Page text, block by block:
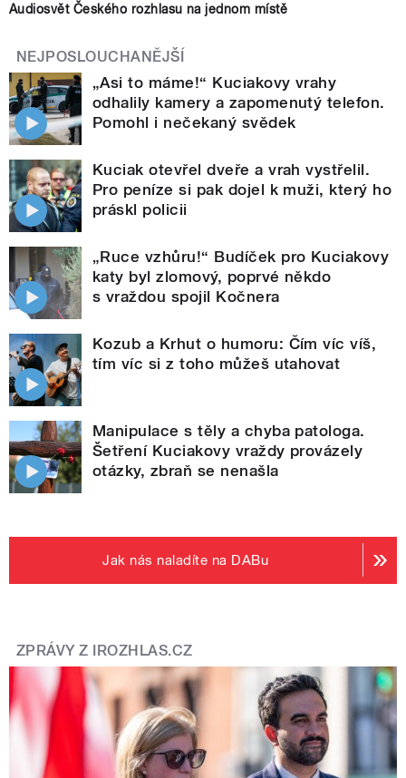
Audiosvět Českého rozhlasu na jednom místě
NEJPOSLOUCHANĚJŠÍ
„Asi to máme!“ Kuciakovy vrahy
odhalily kamery a zapomenutý telefon.
Pomohl i nečekaný svědek
Kuciak otevřel dveře a vrah vystřelil.
Pro peníze si pak dojel k muži, který ho
práskl policii
„Ruce vzhůru!“ Budíček pro Kuciakovy
katy byl zlomový, poprvé někdo
s vraždou spojil Kočnera
Kozub a Krhut o humoru: Čím víc víš,
tím víc si z toho můžeš utahovat
Manipulace s těly a chyba patologa.
Šetření Kuciakovy vraždy provázely
otázky, zbraň se nenašla
Jak nás naladíte na DABu
ZPRÁVY Z IROZHLAS.CZ